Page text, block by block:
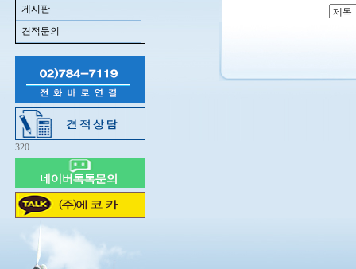
게시판
견적문의
320